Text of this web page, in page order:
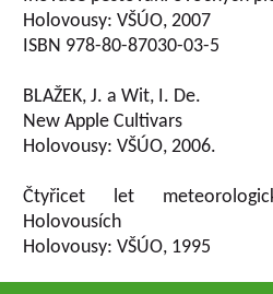
Holovousy: VŠÚO, 2007
ISBN 978-80-87030-03-5
BLAŽEK, J. a Wit, I. De.
New Apple Cultivars
Holovousy: VŠÚO, 2006.
Čtyřicet let
Holovousích
Holovousy: VŠÚO, 1995